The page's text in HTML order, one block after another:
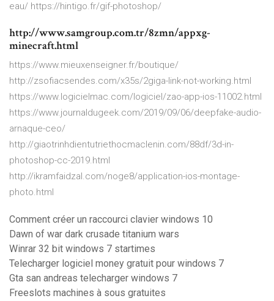
eau/ https://hintigo.fr/gif-photoshop/
http://www.samgroup.com.tr/8zmn/appxg-
minecraft.html
https://www.mieuxenseigner.fr/boutique/
http://zsofiacsendes.com/x35s/2giga-link-not-working.html
https://www.logicielmac.com/logiciel/zao-app-ios-11002.html
https://www.journaldugeek.com/2019/09/06/deepfake-audio-
arnaque-ceo/
http://giaotrinhdientutriethocmaclenin.com/88df/3d-in-
photoshop-cc-2019.html
http://ikramfaidzal.com/noge8/application-ios-montage-
photo.html
Comment créer un raccourci clavier windows 10
Dawn of war dark crusade titanium wars
Winrar 32 bit windows 7 startimes
Telecharger logiciel money gratuit pour windows 7
Gta san andreas telecharger windows 7
Freeslots machines à sous gratuites